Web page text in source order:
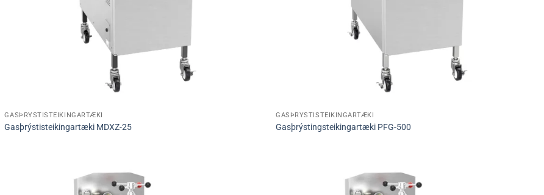
GASÞRÝSTISTEIKINGARTÆKI
Gasþrýstisteikingartæki MDXZ-25
GASÞRÝSTISTEIKINGARTÆKI
Gasþrýstingsteikingartæki PFG-500